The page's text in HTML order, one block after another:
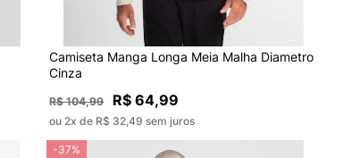
Camiseta Manga Longa Meia Malha Diametro
Cinza
R$ 104,99 R$ 64,99
ou 2x de R$ 32,49 sem juros
-37%